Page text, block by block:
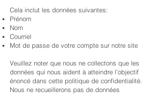
Cela inclut les données suivantes:
Prénom
Nom
Courriel
Mot de passe de votre compte sur notre site
Veuillez noter que nous ne collectons que les
données qui nous aident à atteindre l’objectif
énoncé dans cette politique de confidentialité.
Nous ne recueillerons pas de données